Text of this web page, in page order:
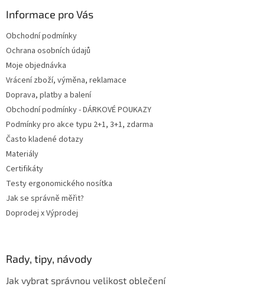
Informace pro Vás
Obchodní podmínky
Ochrana osobních údajů
Moje objednávka
Vrácení zboží, výměna, reklamace
Doprava, platby a balení
Obchodní podmínky - DÁRKOVÉ POUKAZY
Podmínky pro akce typu 2+1, 3+1, zdarma
Často kladené dotazy
Materiály
Certifikáty
Testy ergonomického nosítka
Jak se správně měřit?
Doprodej x Výprodej
Rady, tipy, návody
Jak vybrat správnou velikost oblečení